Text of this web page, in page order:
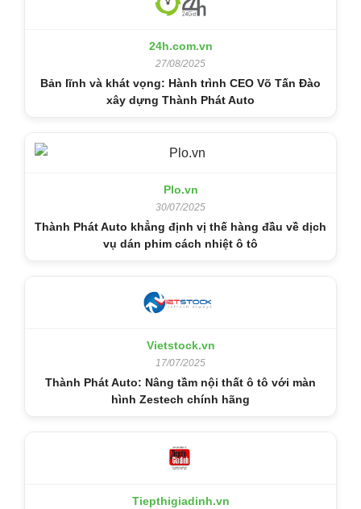
24h.com.vn
27/08/2025
Bản lĩnh và khát vọng: Hành trình CEO Võ Tấn Đào
xây dựng Thành Phát Auto
Plo.vn
30/07/2025
Thành Phát Auto khẳng định vị thế hàng đầu về dịch
vụ dán phim cách nhiệt ô tô
Vietstock.vn
17/07/2025
Thành Phát Auto: Nâng tầm nội thất ô tô với màn
hình Zestech chính hãng
Tiepthigiadinh.vn